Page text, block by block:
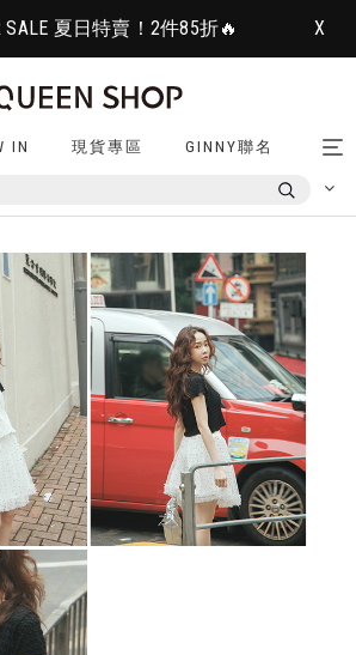
SALE 夏日特賣！2件85折🔥 X
IN 現貨專區 GINNY聯名